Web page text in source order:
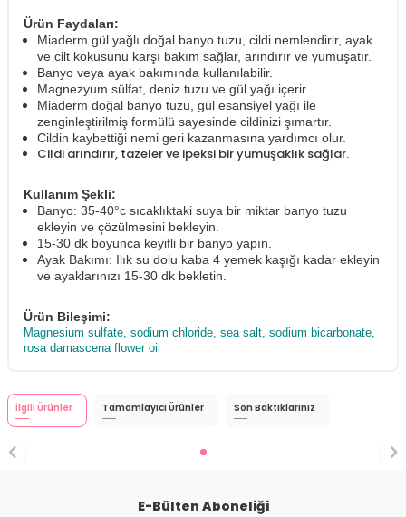
Ürün Faydaları:
Miaderm gül yağlı doğal banyo tuzu, cildi nemlendirir, ayak
ve cilt kokusunu karşı bakım sağlar, arındırır ve yumuşatır.
Banyo veya ayak bakımında kullanılabilir.
Magnezyum sülfat, deniz tuzu ve gül yağı içerir.
Miaderm doğal banyo tuzu, gül esansiyel yağı ile
zenginleştirilmiş formülü sayesinde cildinizi şımartır.
Cildin kaybettiği nemi geri kazanmasına yardımcı olur.
Cildi arındırır, tazeler ve ipeksi bir yumuşaklık sağlar.
Kullanım Şekli:
Banyo: 35-40°c sıcaklıktaki suya bir miktar banyo tuzu
ekleyin ve çözülmesini bekleyin.
15-30 dk boyunca keyifli bir banyo yapın.
Ayak Bakımı: Ilık su dolu kaba 4 yemek kaşığı kadar ekleyin
ve ayaklarınızı 15-30 dk bekletin.
Ürün Bileşimi:
Magnesium sulfate, sodium chloride, sea salt, sodium bicarbonate,
rosa damascena flower oil
İlgili Ürünler Tamamlayıcı Ürünler Son Baktıklarınız
E-Bülten Aboneliği